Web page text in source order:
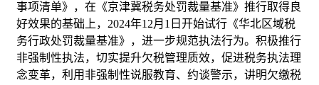
事项清单》，在《京津冀税务处罚裁量基准》推行取得良
好效果的基础上，2024年12月1日开始试行《华北区域税
务行政处罚裁量基准》，进一步规范执法行为。积极推行
非强制性执法，切实提升欠税管理质效，促进税务执法理
念变革，利用非强制性说服教育、约谈警示，讲明欠缴税